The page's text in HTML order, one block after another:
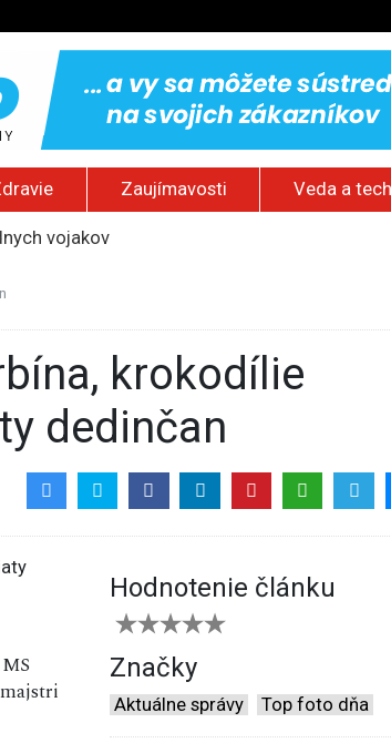
Zaujímavosti Veda a
vojakov
dedinčan
Hodnotenie článku
Značky
Aktuálne správy Top foto dňa